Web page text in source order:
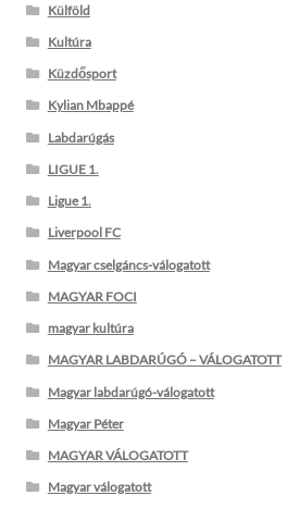
Külföld
Kultúra
Küzdősport
Kylian Mbappé
Labdarúgás
LIGUE 1.
Ligue 1.
Liverpool FC
Magyar cselgáncs-válogatott
MAGYAR FOCI
magyar kultúra
MAGYAR LABDARÚGÓ – VÁLOGATOTT
Magyar labdarúgó-válogatott
Magyar Péter
MAGYAR VÁLOGATOTT
Magyar válogatott